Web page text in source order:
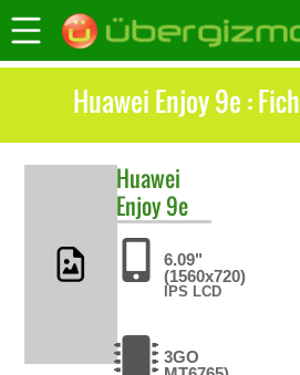
Huawei Enjoy 9e :
Huawei
Enjoy 9e
6.09"
(1560x720)
IPS LCD
3GO